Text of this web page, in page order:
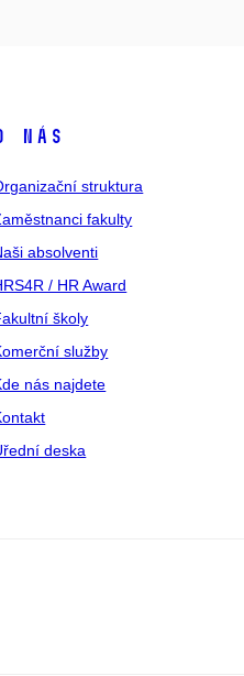
nás
struktura
fakulty
absolventi
/ HR Award
školy
služby
nás najdete
deska